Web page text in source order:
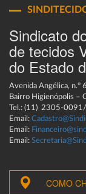
Sindicato
de tecidos
do Estado
Avenida Angélica,
Bairro Higienópolis –
Tel.: (11) 2305-
Email:
Email:
Email:
COMO